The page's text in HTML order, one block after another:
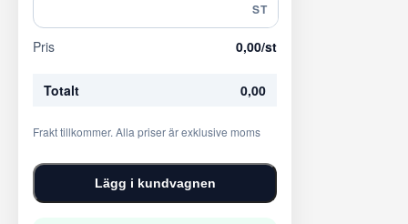
ST
Pris 0,00/st
Totalt 0,00
Frakt tillkommer. Alla priser är exklusive moms
Lägg i kundvagnen